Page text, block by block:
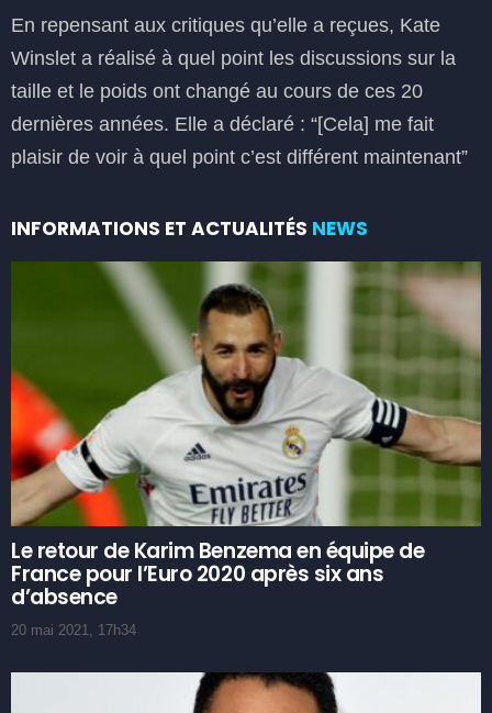
En repensant aux critiques qu’elle a reçues, Kate
Winslet a réalisé à quel point les discussions sur la
taille et le poids ont changé au cours de ces 20
dernières années. Elle a déclaré : “[Cela] me fait
plaisir de voir à quel point c’est différent maintenant”
INFORMATIONS ET ACTUALITÉS NEWS
Le retour de Karim Benzema en équipe de
France pour l’Euro 2020 après six ans
d’absence
20 mai 2021, 17h34